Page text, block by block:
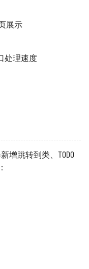
展示
处理速度
增跳转到类、TODO